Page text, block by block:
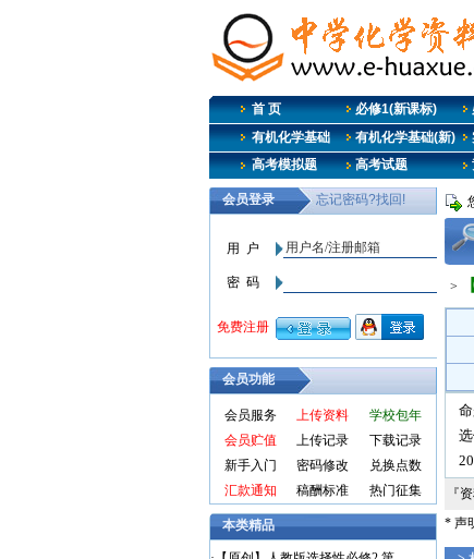
首 页 必修1(新课标)
有机化学基础
有机化学基础(新)
高考模拟题
高考试题
会员功能
会员服务 上传资料
学校包年
会员贮值
上传记录
下载记录
新手入门
密码修改
兑换点数
汇款通知
稿酬标准 热门征集
本类精品
>
『
* 声